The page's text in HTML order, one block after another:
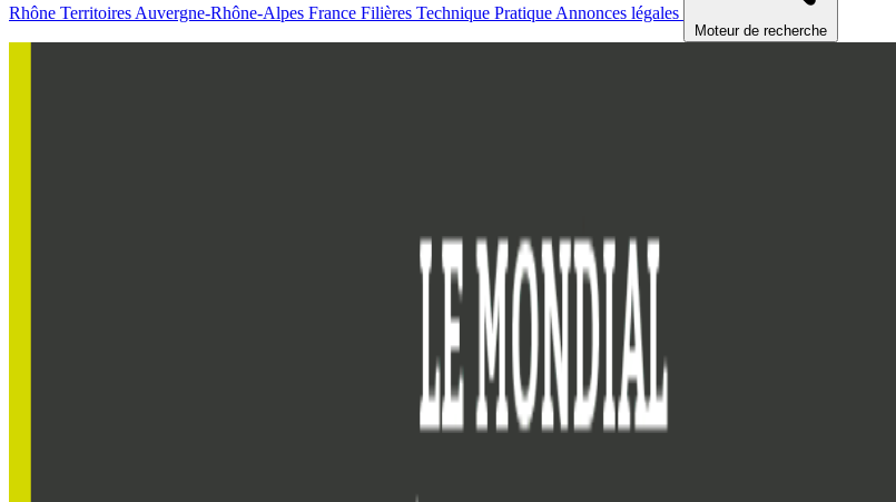
Rhône Territoires Auvergne-Rhône-Alpes France Filières Technique Pratique Annonces légales
Moteur de recherche